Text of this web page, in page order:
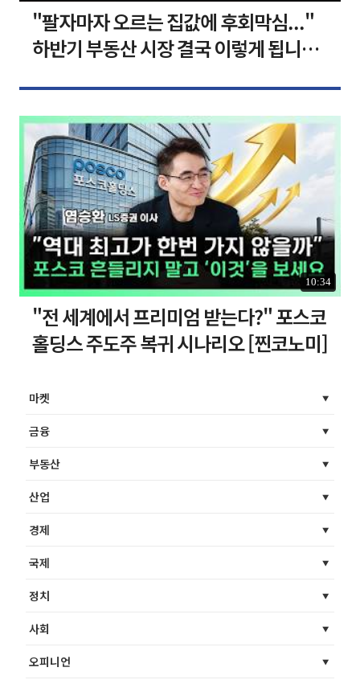
"팔자마자 오르는 집값에 후회막심..."
하반기 부동산 시장 결국 이렇게 됩니다 I
10:34
"전 세계에서 프리미엄 받는다?" 포스코
홀딩스 주도주 복귀 시나리오 [찐코노미]
마켓
금융
부동산
산업
경제
국제
정치
사회
오피니언